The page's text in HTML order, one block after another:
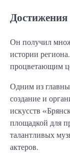
Он получил
истории
процветающим
Одним из
создание и
искусств
площадкой для
талантливых
актеров.